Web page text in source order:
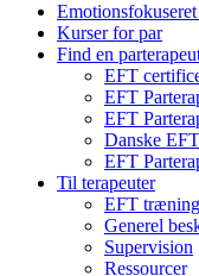
Kurser for par
Find en
EFT
EFT
EFT
Danske
EFT
Til terapeuter
EFT
Generel
Supervision
Ressourcer